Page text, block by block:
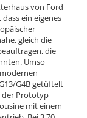
von Ford
ein eigenes
gleich die
die
Umso
G4B getüftelt
der Prototyp
mit einem